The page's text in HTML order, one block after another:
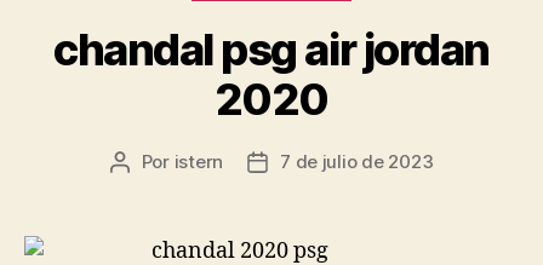
chandal psg air jordan
2020
Autor
entrada
Por istern
Fecha
entrada
7 de julio de 2023